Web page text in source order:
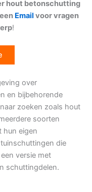
hout betonschutting
Email voor vragen
!
over
en bijbehorende
zoeken zoals hout
soorten
hun eigen
die
versie met
schuttingdelen.